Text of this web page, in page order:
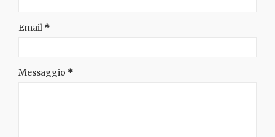
Email *
Messaggio *